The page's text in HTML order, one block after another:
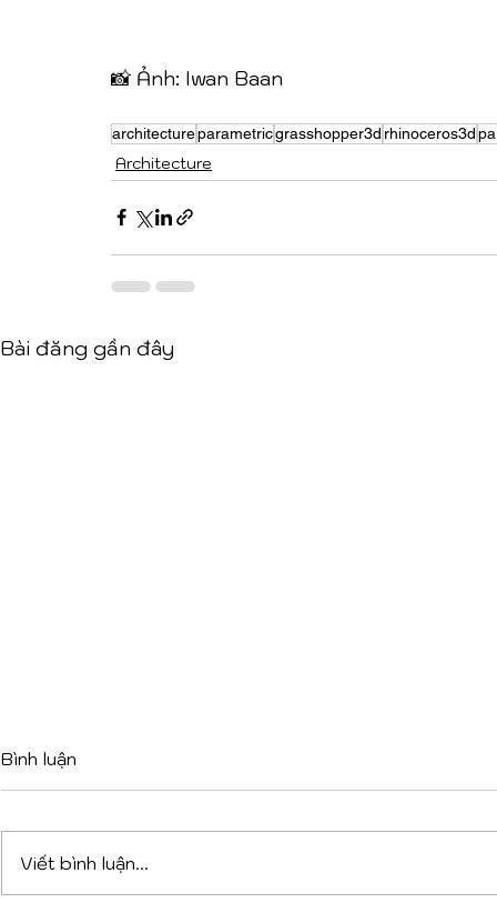
📸 Ảnh: Iwan Baan
architectureparametricgrasshopper3d rhinoceros3d
Architecture
Bài đăng gần đây
Bình luận
Viết bình luận...